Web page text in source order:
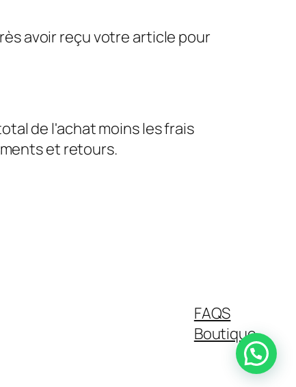
avoir reçu votre article pour
de l'achat moins les frais
et retours.
FAQS
Boutique